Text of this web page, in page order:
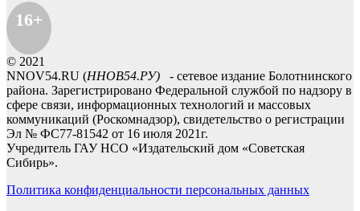
16+
© 2021
NNOV54.RU (ННОВ54.РУ) - сетевое издание Болотнинского
района. Зарегистрировано Федеральной службой по надзору в
сфере связи, информационных технологий и массовых
коммуникаций (Роскомнадзор), свидетельство о регистрации
Эл № ФС77-81542 от 16 июля 2021г.
Учредитель ГАУ НСО «Издательский дом «Советская
Сибирь».
Политика конфиденциальности персональных данных